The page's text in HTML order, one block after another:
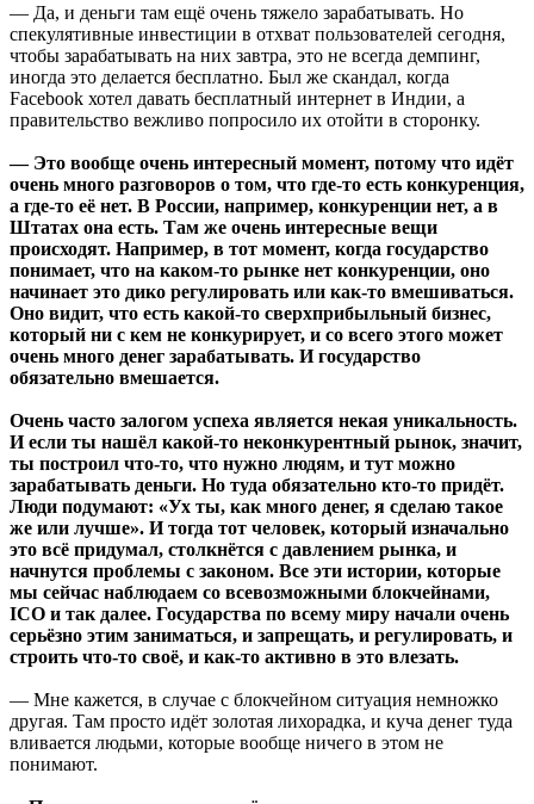
— Да, и деньги там ещё очень тяжело зарабатывать. Но
спекулятивные инвестиции в отхват пользователей сегодня,
чтобы зарабатывать на них завтра, это не всегда демпинг,
иногда это делается бесплатно. Был же скандал, когда
Facebook хотел давать бесплатный интернет в Индии, а
правительство вежливо попросило их отойти в сторонку.
— Это вообще очень интересный момент, потому что идёт
очень много разговоров о том, что где-то есть конкуренция,
а где-то её нет. В России, например, конкуренции нет, а в
Штатах она есть. Там же очень интересные вещи
происходят. Например, в тот момент, когда государство
понимает, что на каком-то рынке нет конкуренции, оно
начинает это дико регулировать или как-то вмешиваться.
Оно видит, что есть какой-то сверхприбыльный бизнес,
который ни с кем не конкурирует, и со всего этого может
очень много денег зарабатывать. И государство
обязательно вмешается.
Очень часто залогом успеха является некая уникальность.
И если ты нашёл какой-то неконкурентный рынок, значит,
ты построил что-то, что нужно людям, и тут можно
зарабатывать деньги. Но туда обязательно кто-то придёт.
Люди подумают: «Ух ты, как много денег, я сделаю такое
же или лучше». И тогда тот человек, который изначально
это всё придумал, столкнётся с давлением рынка, и
начнутся проблемы с законом. Все эти истории, которые
мы сейчас наблюдаем со всевозможными блокчейнами,
ICO и так далее. Государства по всему миру начали очень
серьёзно этим заниматься, и запрещать, и регулировать, и
строить что-то своё, и как-то активно в это влезать.
— Мне кажется, в случае с блокчейном ситуация немножко
другая. Там просто идёт золотая лихорадка, и куча денег туда
вливается людьми, которые вообще ничего в этом не
понимают.